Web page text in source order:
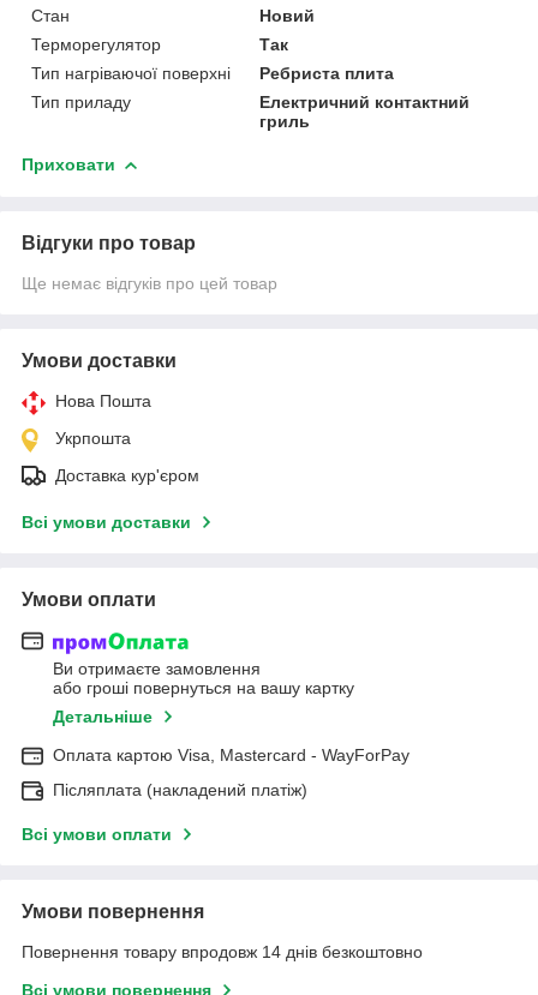
Стан
Новий
Терморегулятор
Так
Тип нагріваючої поверхні
Ребриста плита
Тип приладу
Електричний контактний
гриль
Приховати
Відгуки про товар
Ще немає відгуків про цей товар
Умови доставки
Нова Пошта
Укрпошта
Доставка кур'єром
Всі умови доставки
Умови оплати
Ви отримаєте замовлення
або гроші повернуться на вашу картку
Детальніше
Оплата картою Visa, Mastercard - WayForPay
Післяплата (накладений платіж)
Всі умови оплати
Умови повернення
Повернення товару впродовж 14 днів безкоштовно
Всі умови повернення